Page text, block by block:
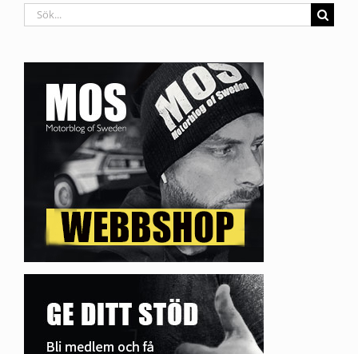
Sök
efter: